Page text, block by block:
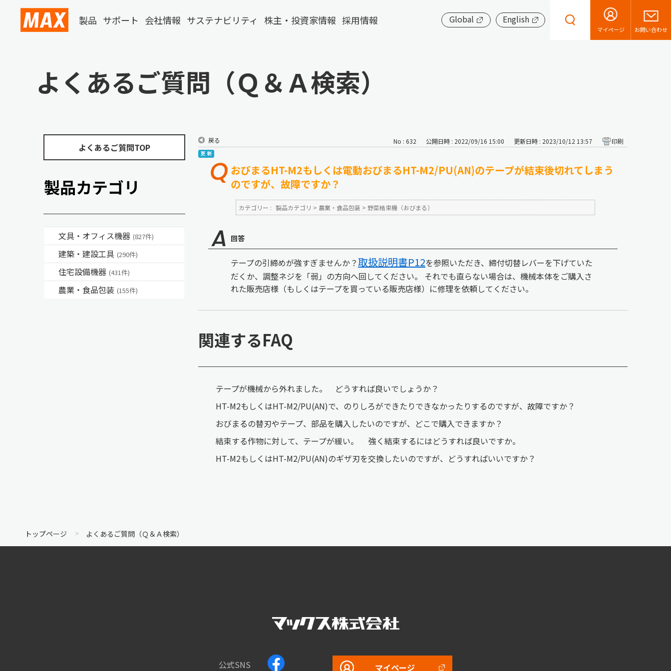
製品 サポート 会社情報 サステナビリティ 株主・投資家情報 採用情報 Global English
マイページ お問い合わせ
よくあるご質問（Ｑ＆Ａ検索）
よくあるご質問TOP
製品カテゴリ
文具・オフィス機器 (827件)
建築・建設工具 (290件)
住宅設備機器 (431件)
農業・食品包装 (155件)
戻る No : 632 公開日時 : 2022/09/16 15:00 更新日時 : 2023/10/12 13:57 印刷
おびまるHT-M2もしくは電動おびまるHT-M2/PU(AN)のテープが結束後切れてしまう
のですが、故障ですか？
カテゴリー : 製品カテゴリ > 農業・食品包装 > 野菜結束機（おびまる）
回答
テープの引締めが強すぎませんか？取扱説明書P12を参照いただき、締付切替レバーを下げていた
だくか、調整ネジを「弱」の方向へ回してください。 それでも直らない場合は、機械本体をご購入さ
れた販売店様（もしくはテープを買っている販売店様）に修理を依頼してください。
関連するFAQ
テープが機械から外れました。 どうすれば良いでしょうか？
HT-M2もしくはHT-M2/PU(AN)で、のりしろができたりできなかったりするのですが、故障ですか？
おびまるの替刃やテープ、部品を購入したいのですが、どこで購入できますか？
結束する作物に対して、テープが緩い。 強く結束するにはどうすれば良いですか。
HT-M2もしくはHT-M2/PU(AN)のギザ刃を交換したいのですが、どうすればいいですか？
トップページ よくあるご質問（Ｑ＆Ａ検索）
公式SNS マイページ